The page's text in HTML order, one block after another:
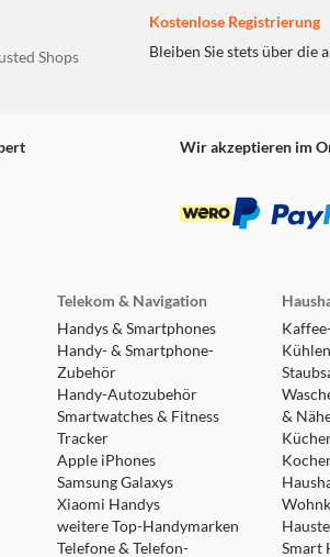
Shops
Kostenlose Registrierung
Bleiben Sie stets über
Wir akzeptieren im
Telekom & Navigation
Handys & Smartphones
Handy- & Smartphone-
Zubehör
Handy-Autozubehör
Smartwatches & Fitness
Tracker
Apple iPhones
Samsung Galaxys
Xiaomi Handys
weitere Top-Handymarken
Telefone & Telefon-
&
Smart